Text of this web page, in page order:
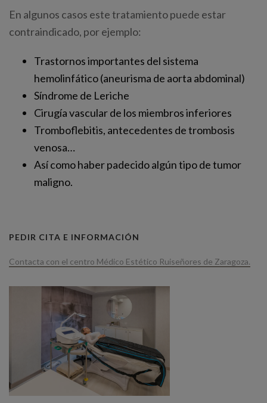
En algunos casos este tratamiento puede estar
contraindicado, por ejemplo:
Trastornos importantes del sistema
hemolinfático (aneurisma de aorta abdominal)
Síndrome de Leriche
Cirugía vascular de los miembros inferiores
Tromboflebitis, antecedentes de trombosis
venosa…
Así como haber padecido algún tipo de tumor
maligno.
PEDIR CITA E INFORMACIÓN
Contacta con el centro Médico Estético Ruiseñores de Zaragoza.